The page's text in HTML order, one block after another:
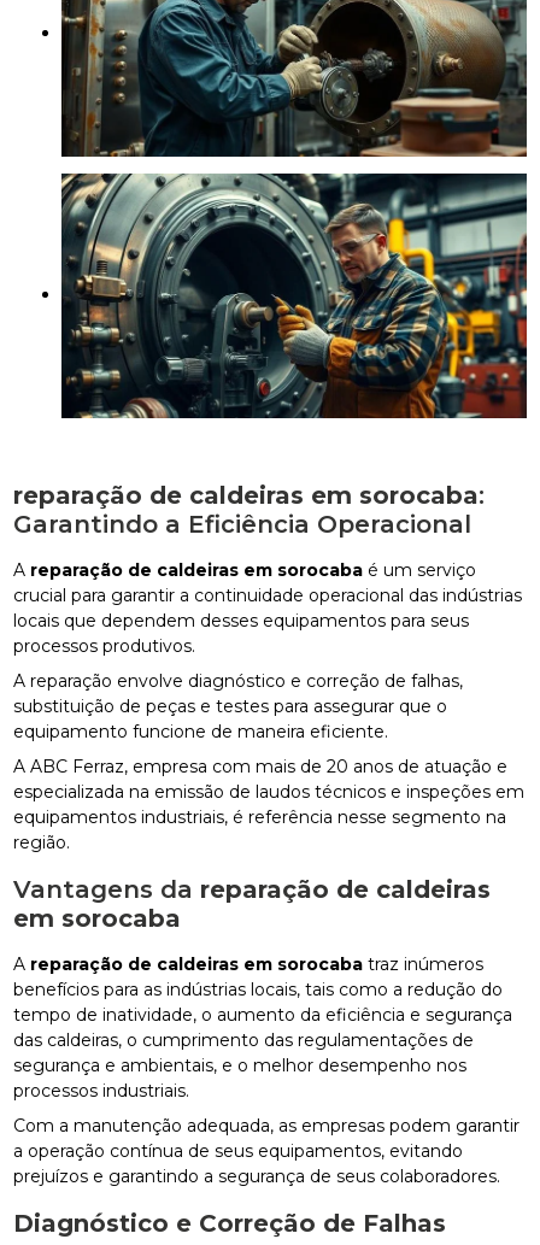
reparação de caldeiras em sorocaba:
Garantindo a Eficiência Operacional
A reparação de caldeiras em sorocaba é um serviço
crucial para garantir a continuidade operacional das indústrias
locais que dependem desses equipamentos para seus
processos produtivos.
A reparação envolve diagnóstico e correção de falhas,
substituição de peças e testes para assegurar que o
equipamento funcione de maneira eficiente.
A ABC Ferraz, empresa com mais de 20 anos de atuação e
especializada na emissão de laudos técnicos e inspeções em
equipamentos industriais, é referência nesse segmento na
região.
Vantagens da reparação de caldeiras
em sorocaba
A reparação de caldeiras em sorocaba traz inúmeros
benefícios para as indústrias locais, tais como a redução do
tempo de inatividade, o aumento da eficiência e segurança
das caldeiras, o cumprimento das regulamentações de
segurança e ambientais, e o melhor desempenho nos
processos industriais.
Com a manutenção adequada, as empresas podem garantir
a operação contínua de seus equipamentos, evitando
prejuízos e garantindo a segurança de seus colaboradores.
Diagnóstico e Correção de Falhas